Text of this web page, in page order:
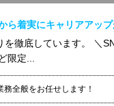
ら着実にキャリアアッ
徹底しています。 ＼
限定...
全般をお任せします！